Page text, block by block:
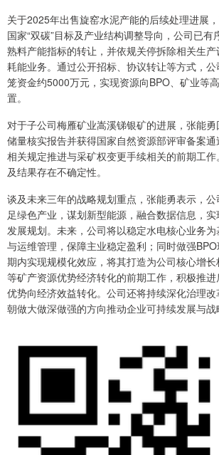
关于2025年出售旋窑水泥产能的后续处理进展
国家“双碳”目标及产业结构调整导向，公司已
熟料产能指标的转让，并依规关停拆除相关生
耗能业务。通过公开招标、协议转让等方式，
笼资金约5000万元，实现资源向BPO、矿业等
置。
对于子公司梅雁矿业嵩溪锑银矿的进展，张能
储量核实报告并获得国家自然资源部评审备案
相关规定推进与采矿权变更手续相关的前期工
及结果存在不确定性。
谈及未来三年的战略规划重点，张能勇表示，公
足绿色产业，谋划新型能源，融合数据信息，
发展规划。未来，公司将以稳定水电核心业务
与运维管理，保障主业稳定盈利；同时做强
期内实现规模化效应，将其打造为公司核心增
等矿产资源优势经济转化的前期工作，积极推
优势向经济效益转化。公司还将持续深化治理改
朝做大做深做强的方向推动企业可持续发展与